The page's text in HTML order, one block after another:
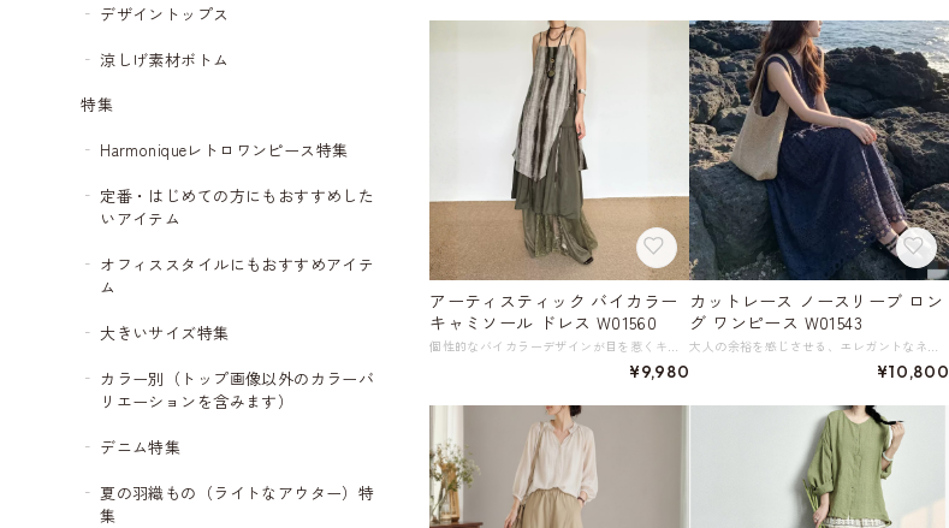
デザイントップス
涼しげ素材ボトム
特集
Harmoniqueレトロワンピース特集
定番・はじめての方にもおすすめした
いアイテム
オフィススタイルにもおすすめアイテ
ム
大きいサイズ特集
カラー別（トップ画像以外のカラーバ
リエーションを含みます）
デニム特集
夏の羽織もの（ライトなアウター）特
集
アーティスティック バイカラー
キャミソール ドレス W01560
個性的なバイカラーデザインが目を惹くキャミソールワンピース。 アートのような独特の柄が、他にはない存在感を放ちます。 アシンメトリーなカッティングと、裾のドレープが動きのある表情を演出し、着こなしに奥行きを与えます。 一枚でさらりと着るのはもちろん、カーディガンやジャケットを羽織れば、幅広いシーズンで活躍できるエレガントな一着です。 ※別売りのスカートとの重ね着もおすすめです。 画像のスカート：ファスナー使い レース切替 マキシ丈 スカート W01561 https://shop.harmonique.net/items/146377666 《サイズ》 F : 胸囲102cm スカート丈108cm ※採寸方法により1～3cm程度の誤差がある場合がございます。 《カラー》 グレー×ダークグリーン 《素材》 リヨセル70％ ナイロン30％ ◇サイズで迷ったらこちらをチェック https://harmonique.my.canva.site/dagieuhhs-e ◇商品を購入する前にこちらの【ご購入前に必ずお読みください】をご確認の上お買い求めください。 https://shop.harmonique.net/blog/2024/06/25/010751 《注意事項》 *harmoniqueではお客様からのご注文を受け、お客様の商品を製作・取り寄せしております。 *基本的にお取り寄せ商品となるため、発送までに《1～3週間前後》お時間をいただいております。 *ご覧いただいているPCやスマートフォンの画面により実物と多少色合いが異なる場合がございます。 *イメージ違いやサイズ違い等、その他お客様都合によりますキャンセル・返品交換はご遠慮ください。 トップページはこちら https://shop.harmonique.net/
¥9,980
カットレース ノースリーブ ロン
グ ワンピース W01543
大人の余裕を感じさせる、エレガントなネイビーの綿混ロングワンピース。 全体にあしらわれた幾何学模様のようなカットワークのレースは、他にはない個性と上品さをプラスし、洗練された印象に。 ボタンフロントのデザインは、着脱のしやすさと共に、さりげないこだわりを感じさせます。 ノースリーブだからこそ、アクセサリーや羽織りものとのコーディネートも楽しめそう。 リゾートシーンはもちろん、普段使いにも取り入れたい、着るだけで気分が上がるスペシャルなアイテムです。 《カラー》 ネイビー 《サイズ》 S : 胸囲92cm 着丈118cm 参考体重40～52.5㎏ M : 胸囲96cm 着丈119cm 参考体重52.5～62.5㎏ L : 胸囲100cm 着丈120cm 参考体重62.5～70㎏ XL : 胸囲104cm 着丈121cm 参考体重70～75㎏ ※採寸方法により1～3cm程度の誤差がある場合がございます。 《素材》 ポリエステル／綿 ◇サイズで迷ったらこちらをチェック https://harmonique.my.canva.site/dagieuhhs-e ◇商品を購入する前にこちらの【ご購入前に必ずお読みください】をご確認の上お買い求めください。 https://shop.harmonique.net/blog/2024/06/25/010751 《注意事項》 *harmoniqueではお客様からのご注文を受け、お客様の商品を製作・取り寄せしております。 *基本的にお取り寄せ商品となるため、発送までに《1～3週間前後》お時間をいただいております。 *ご覧いただいているPCやスマートフォンの画面により実物と多少色合いが異なる場合がございます。 *イメージ違いやサイズ違い等、その他お客様都合によりますキャンセル・返品交換はご遠慮ください。 トップページはこちら https://shop.harmonique.net/
¥10,800